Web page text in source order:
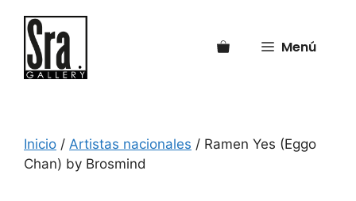
contenido
Menú
Inicio / Artistas nacionales / Ramen Yes (Eggo
Chan) by Brosmind